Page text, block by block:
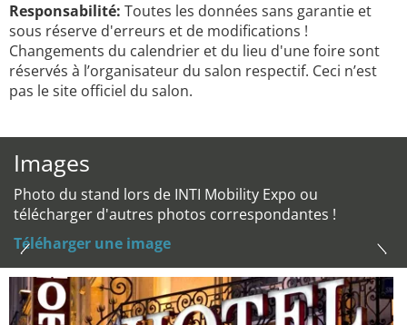
Responsabilité: Toutes les données sans garantie et
sous réserve d'erreurs et de modifications !
Changements du calendrier et du lieu d'une foire sont
réservés à l’organisateur du salon respectif. Ceci n’est
pas le site officiel du salon.
Images
Photo du stand lors de INTI Mobility Expo ou
télécharger d'autres photos correspondantes !
Téléharger une image